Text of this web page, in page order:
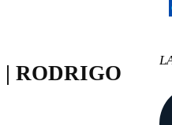
| RODRIGO